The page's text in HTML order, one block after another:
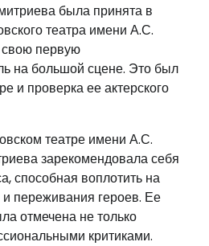
была принята в
театра имени А.С.
свою первую
на большой сцене. Это был
и проверка ее актерского
театре имени А.С.
зарекомендовала себя
способная воплотить на
переживания героев. Ее
отмечена не только
критиками.